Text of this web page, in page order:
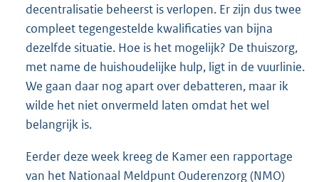
decentralisatie beheerst is verlopen. Er zijn dus twee
compleet tegengestelde kwalificaties van bijna
dezelfde situatie. Hoe is het mogelijk? De thuiszorg,
met name de huishoudelijke hulp, ligt in de vuurlinie.
We gaan daar nog apart over debatteren, maar ik
wilde het niet onvermeld laten omdat het wel
belangrijk is.
Eerder deze week kreeg de Kamer een rapportage
van het Nationaal Meldpunt Ouderenzorg (NMO)